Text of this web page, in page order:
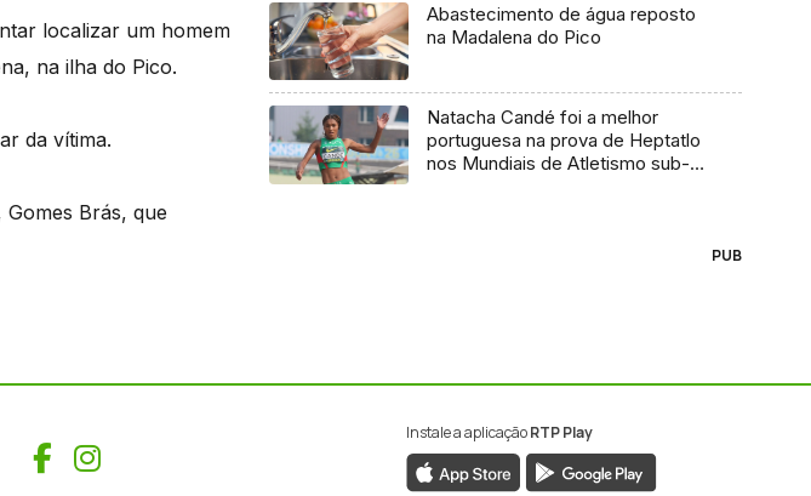
localizar um homem
na ilha do Pico.
da vítima.
Brás, que
Abastecimento de água reposto
na Madalena do Pico
Natacha Candé foi a melhor
portuguesa na prova de Heptatlo
nos Mundiais de Atletismo sub-
PUB
Facebook
Instagram
Instale a aplicaçãoRTP Play